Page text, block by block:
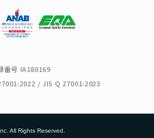
番号 IA180169
/ JIS Q 27001:2023
All Rights Reserved.